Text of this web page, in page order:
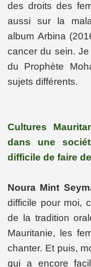
des droits des
aussi sur la
album Arbina
cancer du sein.
du Prophète
sujets différents.
Cultures
dans une
difficile de faire
Noura Mint
difficile pour moi,
de la tradition
Mauritanie, les
chanter. Et puis,
qui a encore